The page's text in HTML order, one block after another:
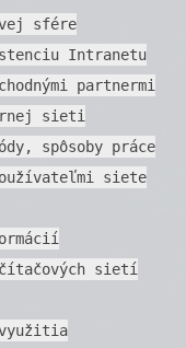
sfére
Intranetu
partnermi
sieti
spôsoby práce
siete
sietí